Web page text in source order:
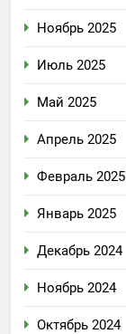
Ноябрь 2025
Июль 2025
Май 2025
Апрель 2025
Февраль 2025
Январь 2025
Декабрь 2024
Ноябрь 2024
Октябрь 2024